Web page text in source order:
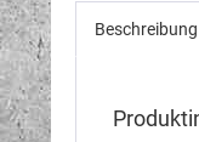
Beschreibung